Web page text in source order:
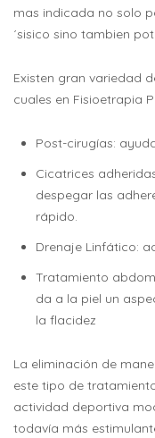
mas indicada no solo
´sisico sino tambien
Existen gran variedad
cuales en Fisioetrapia
Post-cirugías:
Cicatrices
despegar las
rápido.
Drenaje Linfático:
Tratamiento
da a la piel un
la flacidez
La eliminación de
este tipo de
actividad deportiva
todavía más